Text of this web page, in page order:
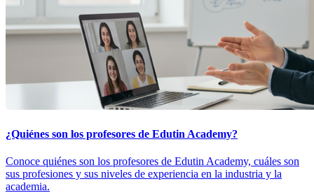
¿Quiénes son los profesores de Edutin Academy?
Conoce quiénes son los profesores de Edutin Academy, cuáles son
sus profesiones y sus niveles de experiencia en la industria y la
academia.